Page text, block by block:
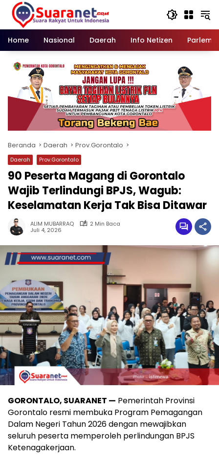
Langsung
konten
Home
Nasional Daerah Info Netizen
Beranda Daerah Prov.Gorontalo
Daerah Prov.Gorontalo
‎90 Peserta Magang di Gorontalo
Wajib Terlindungi BPJS, Wagub:
Keselamatan Kerja Tak Bisa Ditawar
ALIM MUBARRAQ
2 Min Baca
Juli 4, 2026
‎‎GORONTALO, SUARANET — Pemerintah Provinsi
Gorontalo resmi membuka Program Pemagangan
Dalam Negeri Tahun 2026 dengan mewajibkan
seluruh peserta memperoleh perlindungan BPJS
Ketenagakerjaan.